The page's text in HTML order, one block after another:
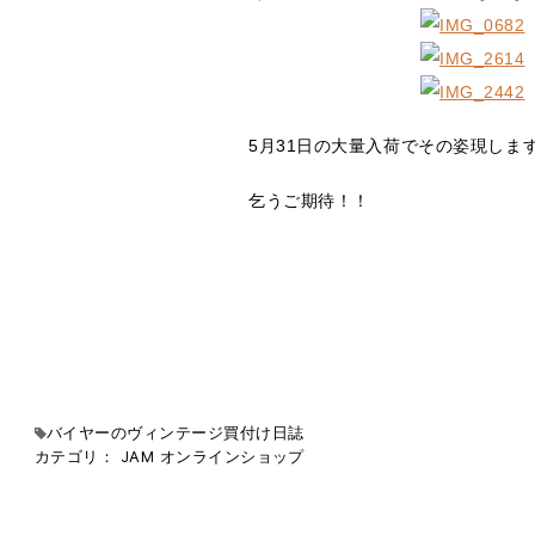
5月31日の大量入荷でその姿現しま
乞うご期待！！
バイヤーのヴィンテージ買付け日誌
カテゴリ： JAM オンラインショップ